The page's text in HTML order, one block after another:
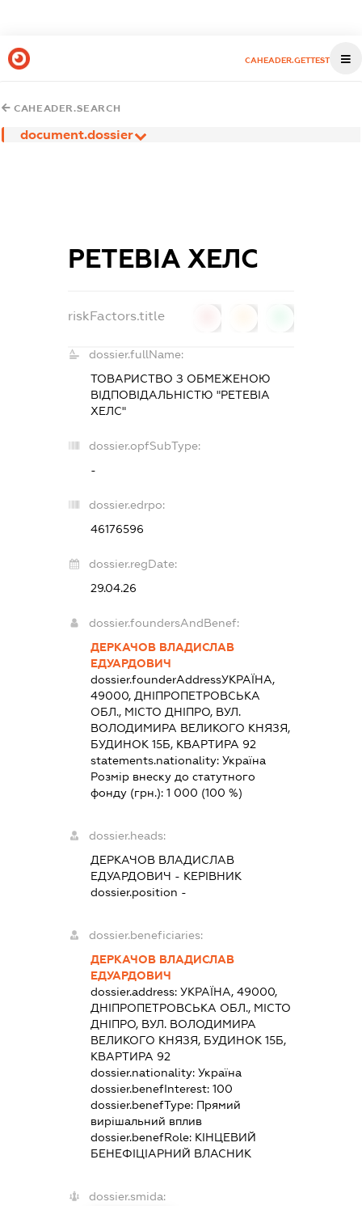
CAHEADER.GETTEST
CAHEADER.SEARCH
document.dossier
РЕТЕВІА ХЕЛС
riskFactors.title
dossier.fullName:
ТОВАРИСТВО З ОБМЕЖЕНОЮ
ВІДПОВІДАЛЬНІСТЮ "РЕТЕВІА
ХЕЛС"
dossier.opfSubType:
-
dossier.edrpo:
46176596
dossier.regDate:
29.04.26
dossier.foundersAndBenef:
ДЕРКАЧОВ ВЛАДИСЛАВ
ЕДУАРДОВИЧ
dossier.founderAddressУКРАЇНА,
49000, ДНІПРОПЕТРОВСЬКА
ОБЛ., МІСТО ДНІПРО, ВУЛ.
ВОЛОДИМИРА ВЕЛИКОГО КНЯЗЯ,
БУДИНОК 15Б, КВАРТИРА 92
statements.nationality:Україна
Розмір внеску до статутного
фонду (грн.):1 000 (100 %)
dossier.heads:
ДЕРКАЧОВ ВЛАДИСЛАВ
ЕДУАРДОВИЧ - КЕРІВНИК
dossier.position -
dossier.beneficiaries:
ДЕРКАЧОВ ВЛАДИСЛАВ
ЕДУАРДОВИЧ
dossier.address:УКРАЇНА, 49000,
ДНІПРОПЕТРОВСЬКА ОБЛ., МІСТО
ДНІПРО, ВУЛ. ВОЛОДИМИРА
ВЕЛИКОГО КНЯЗЯ, БУДИНОК 15Б,
КВАРТИРА 92
dossier.nationality:Україна
dossier.benefInterest:100
dossier.benefType: Прямий
вирішальний вплив
dossier.benefRole: КІНЦЕВИЙ
БЕНЕФІЦІАРНИЙ ВЛАСНИК
dossier.smida: